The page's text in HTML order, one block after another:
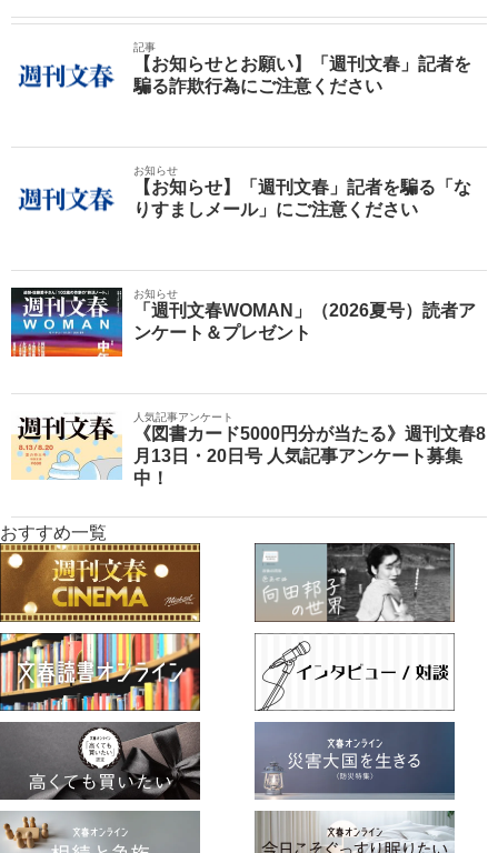
記事
【お知らせとお願い】「週刊文春」記者を
騙る詐欺行為にご注意ください
お知らせ
【お知らせ】「週刊文春」記者を騙る「な
りすましメール」にご注意ください
お知らせ
「週刊文春WOMAN」（2026夏号）読者ア
ンケート＆プレゼント
人気記事アンケート
《図書カード5000円分が当たる》週刊文春8
月13日・20日号 人気記事アンケート募集
中！
おすすめ一覧